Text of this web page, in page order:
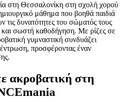
στη Θεσσαλονίκη στη σχολή χορού
μάθημα που βοηθά παιδιά
τις δυνατότητες του σώματός τους
και σωστή καθοδήγηση. Με ρίζες σε
γυμναστική συνδυάζει
προσφέροντας έναν
ακροβατική στη